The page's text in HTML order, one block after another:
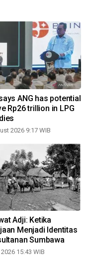
ANG has potential
Rp26 trillion in LPG
2026 9:17 WIB
Adji: Ketika
Menjadi Identitas
Sumbawa
15:43 WIB